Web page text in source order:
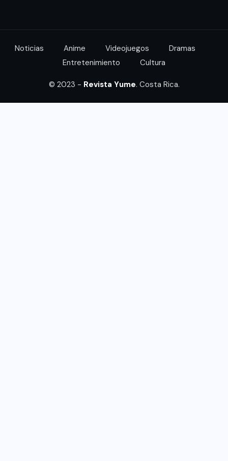
Noticias Anime Videojuegos
Dramas
Entretenimiento
Cultura
© 2023 - Revista Yume. Costa Rica.